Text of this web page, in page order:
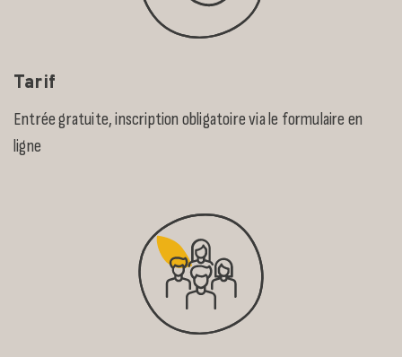
Tarif
Entrée gratuite, inscription obligatoire via le formulaire en
ligne